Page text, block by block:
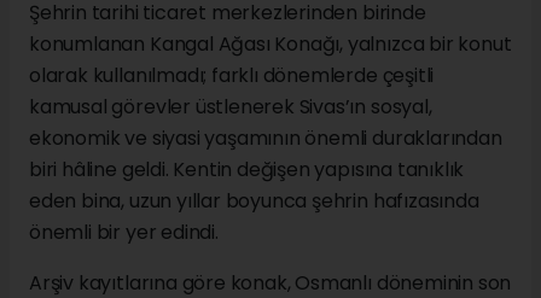
Şehrin tarihi ticaret merkezlerinden birinde
konumlanan Kangal Ağası Konağı, yalnızca bir konut
olarak kullanılmadı; farklı dönemlerde çeşitli
kamusal görevler üstlenerek Sivas’ın sosyal,
ekonomik ve siyasi yaşamının önemli duraklarından
biri hâline geldi. Kentin değişen yapısına tanıklık
eden bina, uzun yıllar boyunca şehrin hafızasında
önemli bir yer edindi.
Arşiv kayıtlarına göre konak, Osmanlı döneminin son